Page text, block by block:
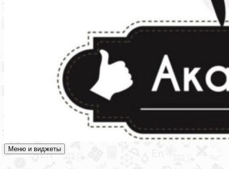
Академия СОВА
Подготовка к ЕГЭ, ОГЭ, ВПР, МЦКО, СтатГрад, КДР, ВОШ,
Меню и виджеты